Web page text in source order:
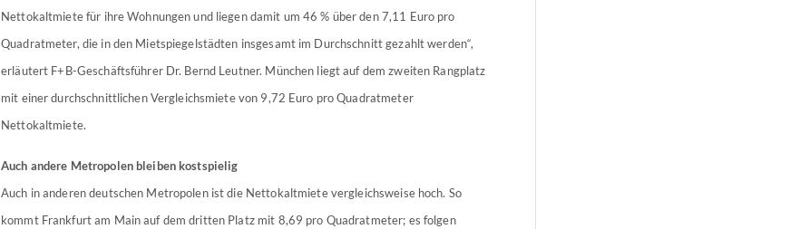
Nettokaltmiete für ihre Wohnungen und liegen damit um 46 % über den 7,11 Euro pro
Quadratmeter, die in den Mietspiegelstädten insgesamt im Durchschnitt gezahlt werden“,
erläutert F+B-Geschäftsführer Dr. Bernd Leutner. München liegt auf dem zweiten Rangplatz
mit einer durchschnittlichen Vergleichsmiete von 9,72 Euro pro Quadratmeter
Nettokaltmiete.
Auch andere Metropolen bleiben kostspielig
Auch in anderen deutschen Metropolen ist die Nettokaltmiete vergleichsweise hoch. So
kommt Frankfurt am Main auf dem dritten Platz mit 8,69 pro Quadratmeter; es folgen